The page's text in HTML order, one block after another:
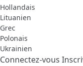
Hollandais
Lituanien
Grec
Polonais
Ukrainien
Connectez-vous